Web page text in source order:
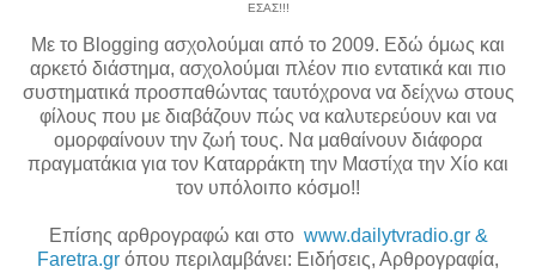
ΕΣΑΣ!!!
Με το Blogging ασχολούμαι από το 2009. Εδώ όμως και
αρκετό διάστημα, ασχολούμαι πλέον πιο εντατικά και πιο
συστηματικά προσπαθώντας ταυτόχρονα να δείχνω στους
φίλους που με διαβάζουν πώς να καλυτερεύουν και να
ομορφαίνουν την ζωή τους. Nα μαθαίνουν διάφορα
πραγματάκια για τoν Καταρράκτη την Μαστίχα την Χίο και
τον υπόλοιπο κόσμο!!
Επίσης αρθρογραφώ και στο www.dailytvradio.gr &
Faretra.gr όπου περιλαμβάνει: Ειδήσεις, Αρθρογραφία,